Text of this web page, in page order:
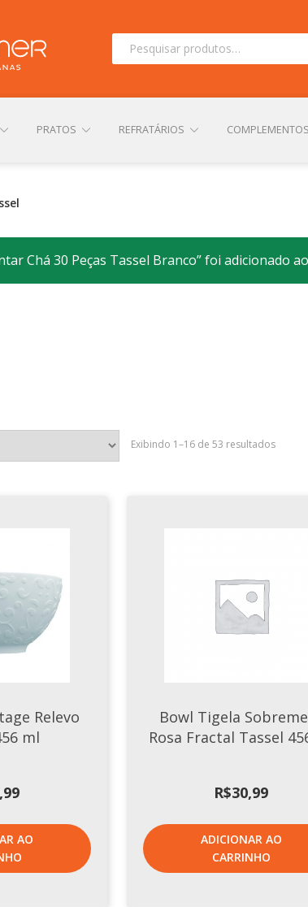
Pesquisar
PRATOS REFRATÁRIOS
COMPRA LOJA MINHA CONTA
Chá 30 Peças Tassel Branco” foi adicionado
Exibindo 1–16 de 53 resultados
Relevo
ml
AO
Bowl Tigela
Rosa Fractal Tassel
R$30,99
ADICIONAR AO
CARRINHO